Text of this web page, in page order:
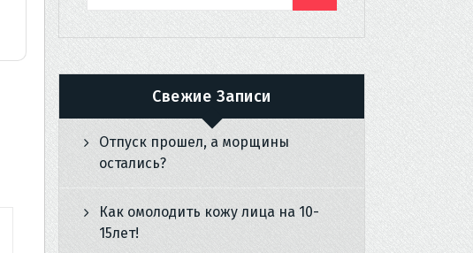
Свежие Записи
Отпуск прошел, а морщины
остались?
Как омолодить кожу лица на 10-
15лет!